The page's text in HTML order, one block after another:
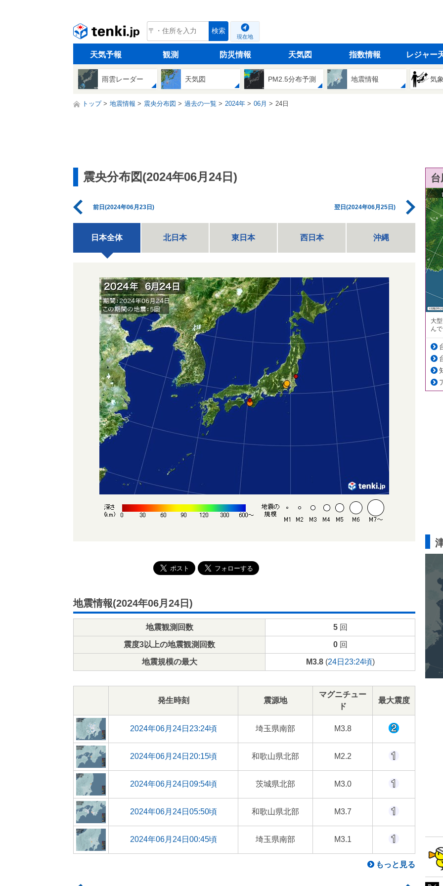
tenki.jp 検索
現在地
天気予報 観測 防災情報 天気図 指数情報 レジャー
雨雲レーダー 天気図 PM2.5分布予測 地震情報 気
トップ 地震情報 震央分布図 過去の一覧 2024年 06月 24日
震央分布図(2024年06月24日)
前日(2024年06月23日) 翌日(2024年06月25日)
日本全体 北日本 東日本 西日本 沖縄
地震情報(2024年06月24日)
地震観測回数 5回
震度3以上の地震観測回数 0回
地震規模の最大 M3.8(24日23:24頃)
発生時刻 震源地
マグニチュー
ド
最大震度
2024年06月24日23:24頃 埼玉県南部 M3.8
2024年06月24日20:15頃 和歌山県北部 M2.2
2024年06月24日09:54頃 茨城県北部 M3.0
2024年06月24日05:50頃 和歌山県北部 M3.7
2024年06月24日00:45頃 埼玉県南部 M3.1
もっと見る
大
ん